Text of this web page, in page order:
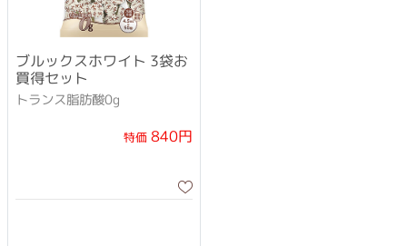
ブルックスホワイト 3袋お
買得セット
トランス脂肪酸0g
特価840円